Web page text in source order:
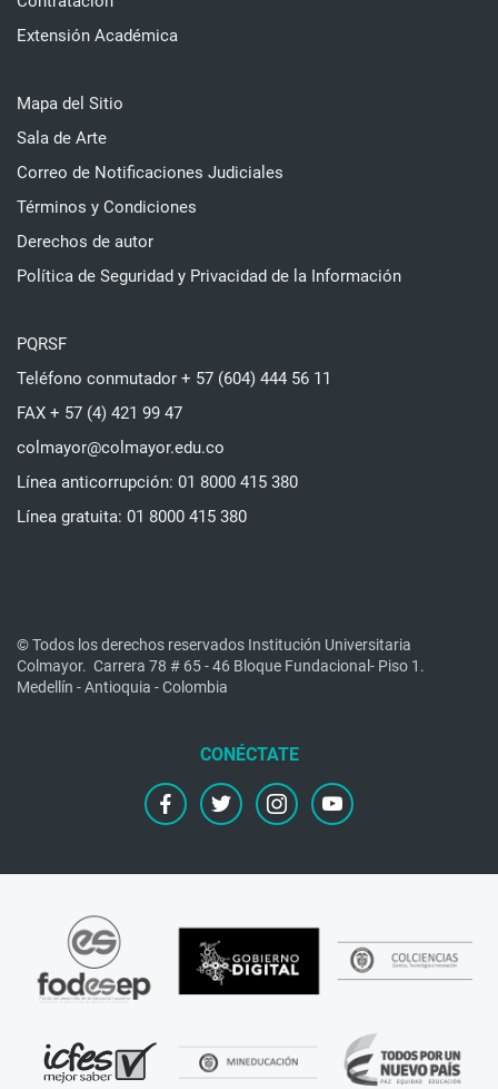
Extensión Académica
Mapa del Sitio
Sala de Arte
Correo de Notificaciones Judiciales
Términos y Condiciones
Derechos de autor
Política de Seguridad y Privacidad de la Información
PQRSF
Teléfono conmutador + 57 (604) 444 56 11
FAX + 57 (4) 421 99 47
colmayor@colmayor.edu.co
Línea anticorrupción: 01 8000 415 380
Línea gratuita: 01 8000 415 380
© Todos los derechos reservados Institución Universitaria
Colmayor. Carrera 78 # 65 - 46 Bloque Fundacional- Piso 1.
Medellín - Antioquia - Colombia